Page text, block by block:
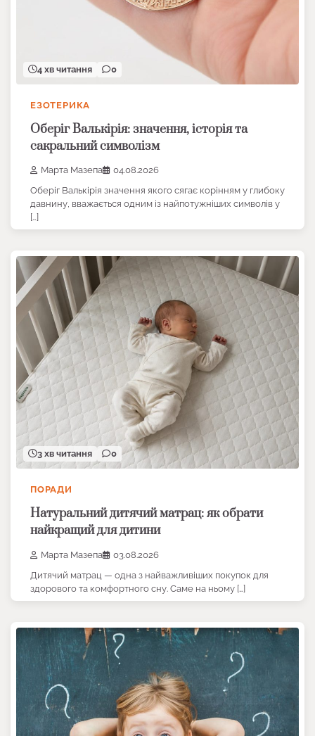
4 хв читання 0
ЕЗОТЕРИКА
Оберіг Валькірія: значення, історія та
сакральний символізм
Марта Мазепа
04.08.2026
Оберіг Валькірія значення якого сягає корінням у глибоку
давнину, вважається одним із найпотужніших символів у
[…]
3 хв читання 0
ПОРАДИ
Натуральний дитячий матрац: як обрати
найкращий для дитини
Марта Мазепа
03.08.2026
Дитячий матрац — одна з найважливіших покупок для
здорового та комфортного сну. Саме на ньому […]